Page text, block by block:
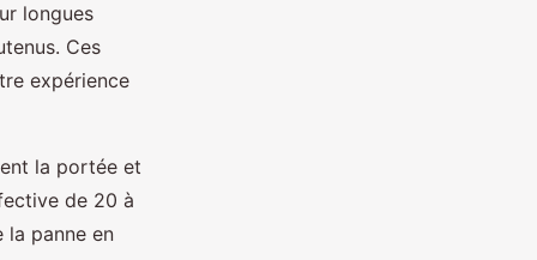
longues
Ces
expérience
la portée et
de 20 à
la panne en